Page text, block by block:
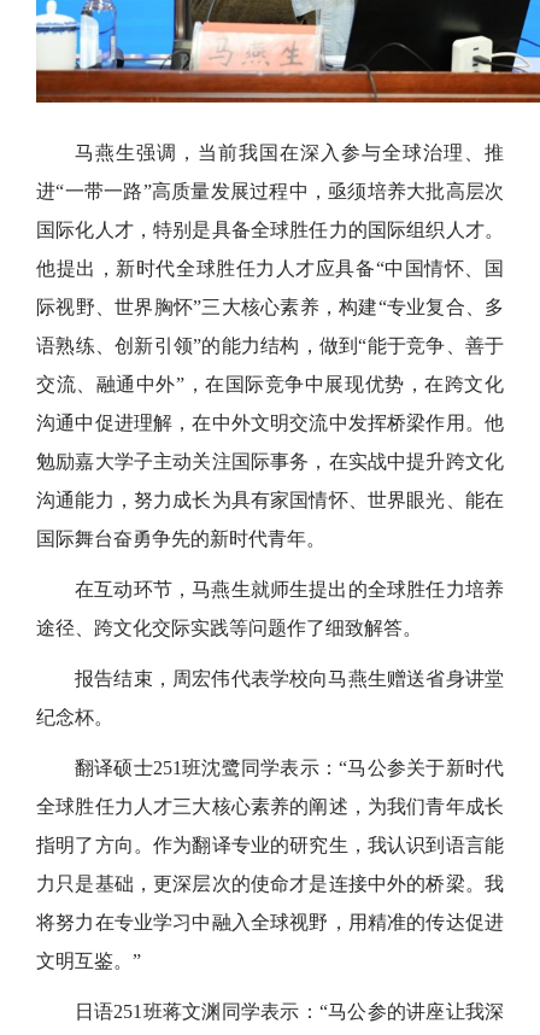
马燕生强调，当前我国在深入参与全球治理、推
进“一带一路”高质量发展过程中，亟须培养大批高层次
国际化人才，特别是具备全球胜任力的国际组织人才。
他提出，新时代全球胜任力人才应具备“中国情怀、国
际视野、世界胸怀”三大核心素养，构建“专业复合、多
语熟练、创新引领”的能力结构，做到“能于竞争、善于
交流、融通中外”，在国际竞争中展现优势，在跨文化
沟通中促进理解，在中外文明交流中发挥桥梁作用。他
勉励嘉大学子主动关注国际事务，在实战中提升跨文化
沟通能力，努力成长为具有家国情怀、世界眼光、能在
国际舞台奋勇争先的新时代青年。
在互动环节，马燕生就师生提出的全球胜任力培养
途径、跨文化交际实践等问题作了细致解答。
报告结束，周宏伟代表学校向马燕生赠送省身讲堂
纪念杯。
翻译硕士251班沈鹭同学表示：“马公参关于新时代
全球胜任力人才三大核心素养的阐述，为我们青年成长
指明了方向。作为翻译专业的研究生，我认识到语言能
力只是基础，更深层次的使命才是连接中外的桥梁。我
将努力在专业学习中融入全球视野，用精准的传达促进
文明互鉴。”
日语251班蒋文渊同学表示：“马公参的讲座让我深